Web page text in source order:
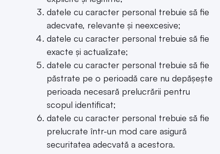
datele cu caracter personal trebuie să fie
adecvate, relevante și neexcesive;
datele cu caracter personal trebuie să fie
exacte și actualizate;
datele cu caracter personal trebuie să fie
păstrate pe o perioadă care nu depășește
perioada necesară prelucrării pentru
scopul identificat;
datele cu caracter personal trebuie să fie
prelucrate într-un mod care asigură
securitatea adecvată a acestora.